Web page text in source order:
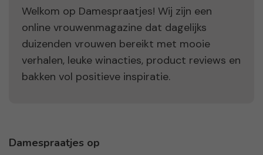
Welkom op Damespraatjes! Wij zijn een
online vrouwenmagazine dat dagelijks
duizenden vrouwen bereikt met mooie
verhalen, leuke winacties, product reviews en
bakken vol positieve inspiratie.
Damespraatjes op